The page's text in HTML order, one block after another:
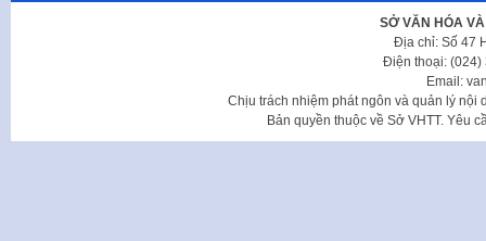
SỞ VĂN HÓA
Địa chỉ: Số 47
Điện thoại: (024)
Email:
Chịu trách nhiệm phát ngôn và quản lý nội
Bản quyền thuộc về Sở VHTT. Yêu